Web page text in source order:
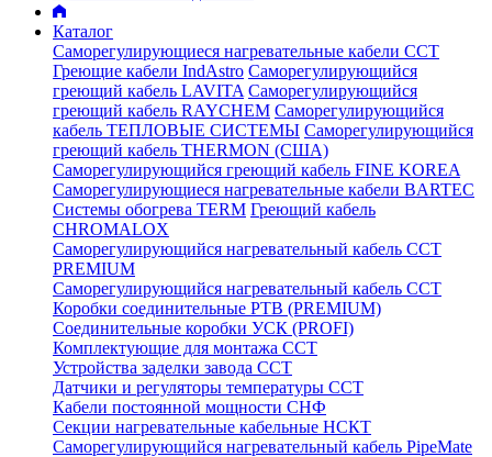
Каталог
Саморегулирующиеся нагревательные кабели ССТ
Греющие кабели IndAstro Саморегулирующийся
греющий кабель LAVITA Саморегулирующийся
греющий кабель RAYCHEM Саморегулирующийся
кабель ТЕПЛОВЫЕ СИСТЕМЫ Саморегулирующийся
греющий кабель THERMON (США)
Саморегулирующийся греющий кабель FINE KOREA
Саморегулирующиеся нагревательные кабели BARTEC
Системы обогрева TERM Греющий кабель
CHROMALOX
Саморегулирующийся нагревательный кабель ССТ
PREMIUM
Саморегулирующийся нагревательный кабель ССТ
Коробки соединительные РТВ (PREMIUM)
Соединительные коробки УСК (PROFI)
Комплектующие для монтажа ССТ
Устройства заделки завода ССТ
Датчики и регуляторы температуры ССТ
Кабели постоянной мощности СНФ
Секции нагревательные кабельные НСКТ
Саморегулирующийся нагревательный кабель PipeMate